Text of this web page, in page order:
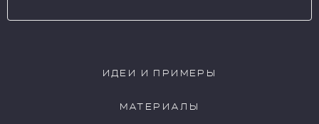
ИДЕИ И ПРИМЕРЫ
МАТЕРИАЛЫ